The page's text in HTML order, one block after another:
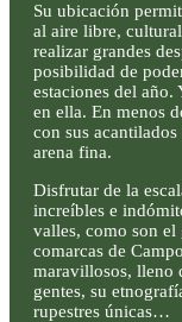
Su ubicación
al aire libre,
realizar grandes
posibilidad de
estaciones del año.
en ella. En menos
con sus
arena fina.
Disfrutar de la
increíbles e
valles, como son el
comarcas de
maravillosos, lleno
gentes, su
rupestres únicas…